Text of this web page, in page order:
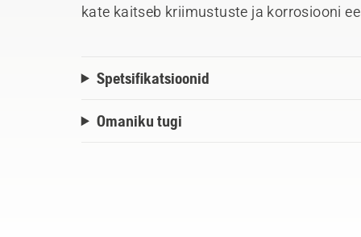
kate kaitseb kriimustuste ja korrosiooni
Spetsifikatsioonid
Omaniku tugi